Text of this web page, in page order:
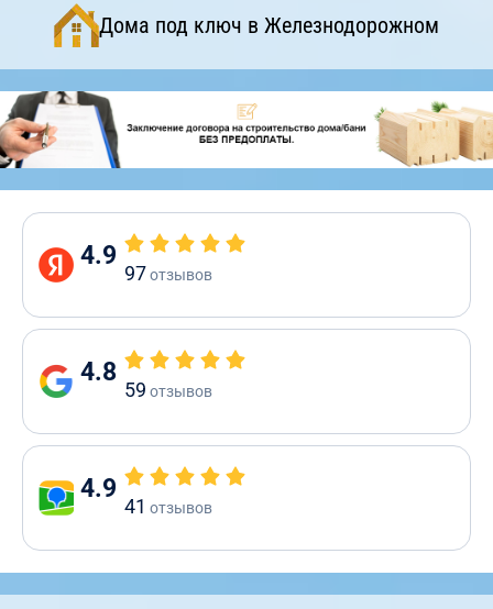
Дома под ключ в Железнодорожном
4.9
97отзывов
4.8
59 отзывов
4.9
41 отзывов